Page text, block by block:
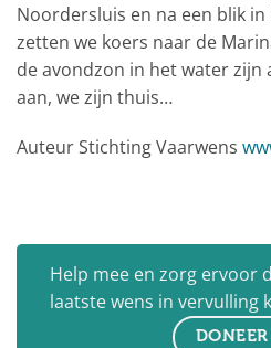
Noordersluis en na een blik
zetten we koers naar de
de avondzon in het water zijn
aan, we zijn thuis…
Auteur Stichting Vaarwens
Help mee en zorg ervoor
laatste wens in vervulling